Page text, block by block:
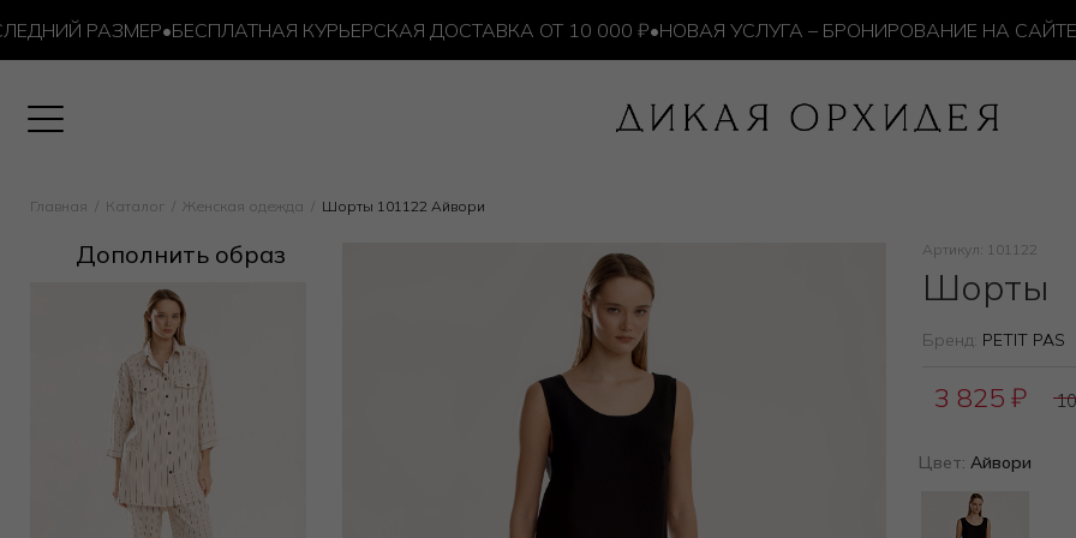
РАЗМЕР•БЕСПЛАТНАЯ КУРЬЕРСКАЯ ДОСТАВКА ОТ 10 000 ₽•НОВАЯ УСЛУГА – БРОНИРОВАНИЕ НА САЙТЕ •
Главная Каталог Женская одежда Шорты 101122 Айвори
Дополнить образ Артикул: 101122
Шорты
Бренд: PETIT PAS
3 825 ₽
Цвет: Айвори